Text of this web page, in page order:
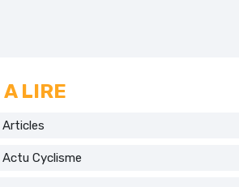
A LIRE
Articles
Actu Cyclisme